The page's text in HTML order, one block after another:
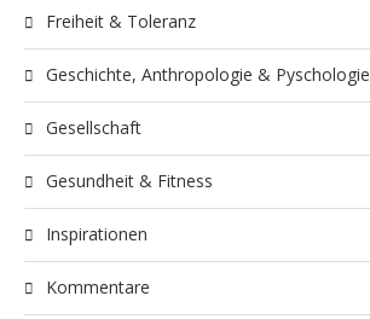
Freiheit & Toleranz
Geschichte, Anthropologie & Pyschologie
Gesellschaft
Gesundheit & Fitness
Inspirationen
Kommentare